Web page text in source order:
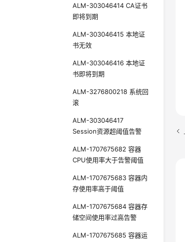
ALM-303046414 CA证书
即将到期
ALM-303046415 本地证
书无效
ALM-303046416 本地证
书即将到期
ALM-3276800218 系统回
滚
ALM-303046417
Session资源超阈值告警
ALM-1707675682 容器
CPU使用率大于告警阈值
ALM-1707675683 容器内
存使用率高于阈值
ALM-1707675684 容器存
储空间使用率过高告警
ALM-1707675685 容器运